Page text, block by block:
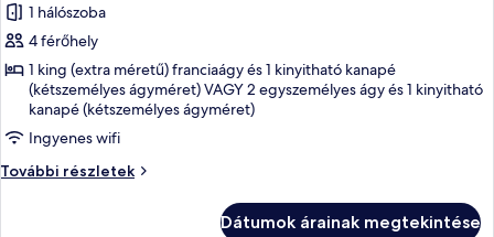
képének
megtekintése:
Panorámás
lakosztály,
terasz,
kilátással
a
1 hálószoba
4 férőhely
1 king (extra méretű) franciaágy és 1 kinyitható kanapé
(kétszemélyes ágyméret) VAGY 2 egyszemélyes ágy és 1 kinyitható
kanapé (kétszemélyes ágyméret)
Ingyenes wifi
További részletek
Panorámás
Dátumok árainak megtekintése